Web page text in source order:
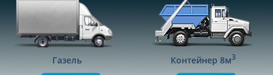
Газель Контейнер 8м3